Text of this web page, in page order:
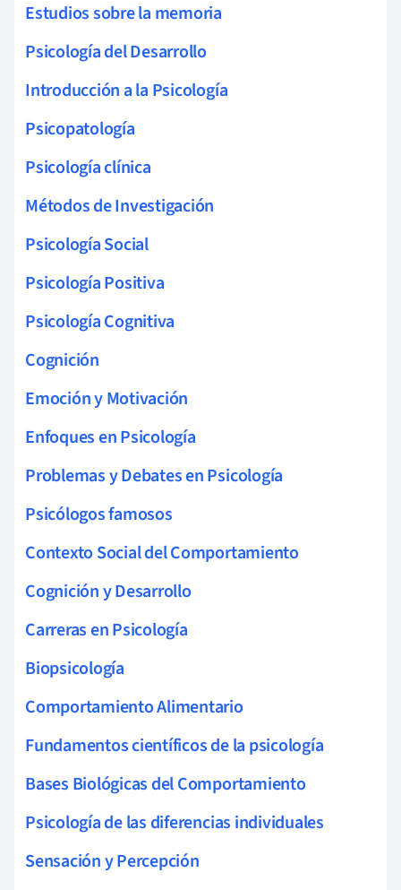
Estudios sobre la memoria
Psicología del Desarrollo
Introducción a la Psicología
Psicopatología
Psicología clínica
Métodos de Investigación
Psicología Social
Psicología Positiva
Psicología Cognitiva
Cognición
Emoción y Motivación
Enfoques en Psicología
Problemas y Debates en Psicología
Psicólogos famosos
Contexto Social del Comportamiento
Cognición y Desarrollo
Carreras en Psicología
Biopsicología
Comportamiento Alimentario
Fundamentos científicos de la psicología
Bases Biológicas del Comportamiento
Psicología de las diferencias individuales
Sensación y Percepción